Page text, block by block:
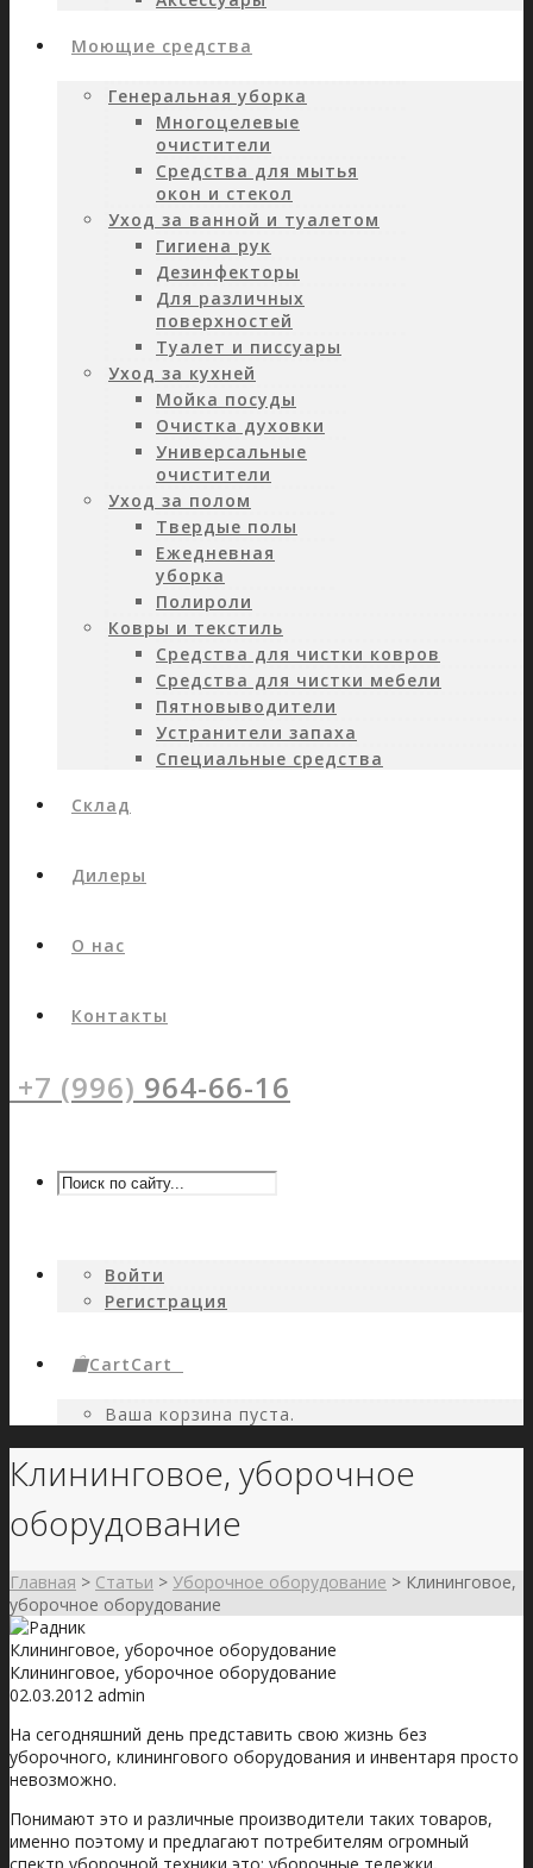
Моющие средства
Генеральная уборка
Многоцелевые
очистители
Средства для мытья
окон и стекол
Уход за ванной и туалетом
Гигиена рук
Дезинфекторы
Для различных
поверхностей
Туалет и писсуары
Уход за кухней
Мойка посуды
Очистка духовки
Универсальные
очистители
Уход за полом
Твердые полы
Ежедневная
уборка
Полироли
Ковры и текстиль
Средства для чистки ковров
Средства для чистки мебели
Пятновыводители
Устранители запаха
Специальные средства
Склад
Дилеры
О нас
Контакты
+7 (996) 964-66-16
Войти
Регистрация
CartCart
Ваша корзина пуста.
Клининговое, уборочное
оборудование
Главная > Статьи > Уборочное оборудование > Клининговое,
уборочное оборудование
Клининговое, уборочное оборудование
Клининговое, уборочное оборудование
02.03.2012 admin
На сегодняшний день представить свою жизнь без
уборочного, клинингового оборудования и инвентаря просто
невозможно.
Понимают это и различные производители таких товаров,
именно поэтому и предлагают потребителям огромный
спектр уборочной техники это: уборочные тележки,